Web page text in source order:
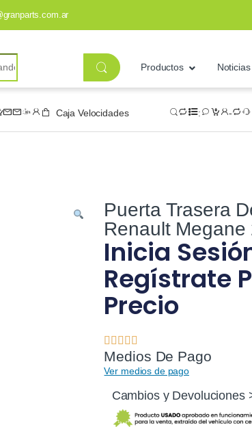
Productos Noticias
Caja Velocidades
Puerta Trasera
Renault Megane
Inicia
Regístrate
Precio
Medios De Pago
Ver medios de pago
Cambios y Devoluciones